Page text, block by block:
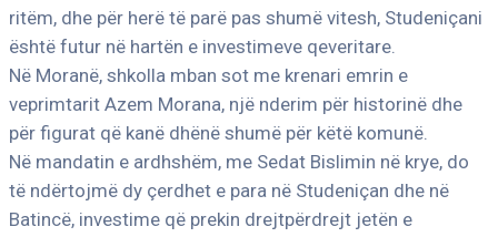
ritëm, dhe për herë të parë pas shumë vitesh, Studeniçani
është futur në hartën e investimeve qeveritare.
Në Moranë, shkolla mban sot me krenari emrin e
veprimtarit Azem Morana, një nderim për historinë dhe
për figurat që kanë dhënë shumë për këtë komunë.
Në mandatin e ardhshëm, me Sedat Bislimin në krye, do
të ndërtojmë dy çerdhet e para në Studeniçan dhe në
Batincë, investime që prekin drejtpërdrejt jetën e